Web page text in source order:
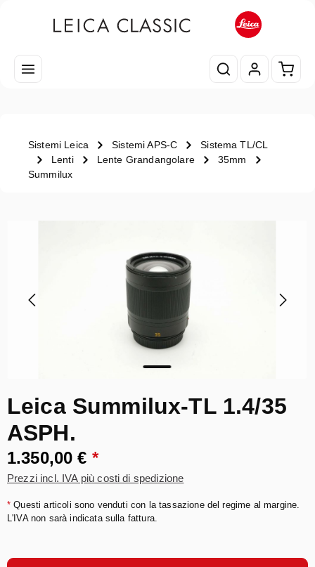
Il
Sistemi Leica Sistemi APS-C
Sistema TL/CL
Lenti
Lente Grandangolare
35mm
Summilux
Leica Summilux-TL 1.4/35
ASPH.
1.350,00 € *
Prezzi incl. IVA più costi di spedizione
* Questi articoli sono venduti con la tassazione del regime al margine.
L'IVA non sarà indicata sulla fattura.